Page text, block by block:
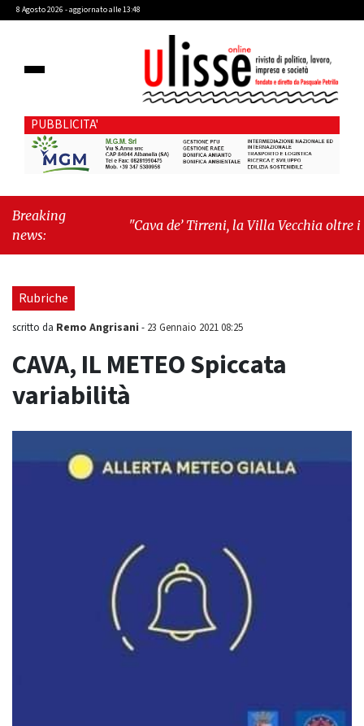
8 Agosto 2026 - aggiornato alle 13:48
PUBBLICITA'
Breaking
news:
"Cava de’ Tirreni, la Villa Vecchia oltre i
Rubriche
scritto da Remo Angrisani - 23 Gennaio 2021 08:25
CAVA, IL METEO Spiccata
variabilità